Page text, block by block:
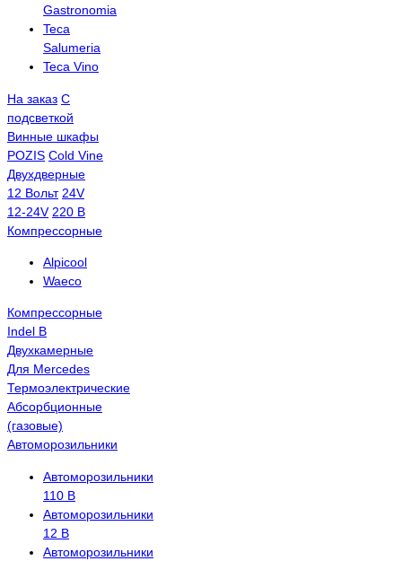
Gastronomia
Teca
Salumeria
Teca Vino
На заказ С
подсветкой
Винные шкафы
POZIS Сold Vine
Двухдверные
12 Вольт 24V
12-24V 220 В
Компрессорные
Alpicool
Waeco
Компрессорные
Indel B
Двухкамерные
Для Mercedes
Термоэлектрические
Абсорбционные
(газовые)
Автоморозильники
Автоморозильники
110 В
Автоморозильники
12 В
Автоморозильники